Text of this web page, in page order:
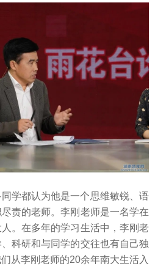
学都认为他是一个思维敏锐、语
责的老师。李刚老师是一名学在
。在多年的学习生活中，李刚老
科研和与同学的交往也有自己独
从李刚老师的20余年南大生活入